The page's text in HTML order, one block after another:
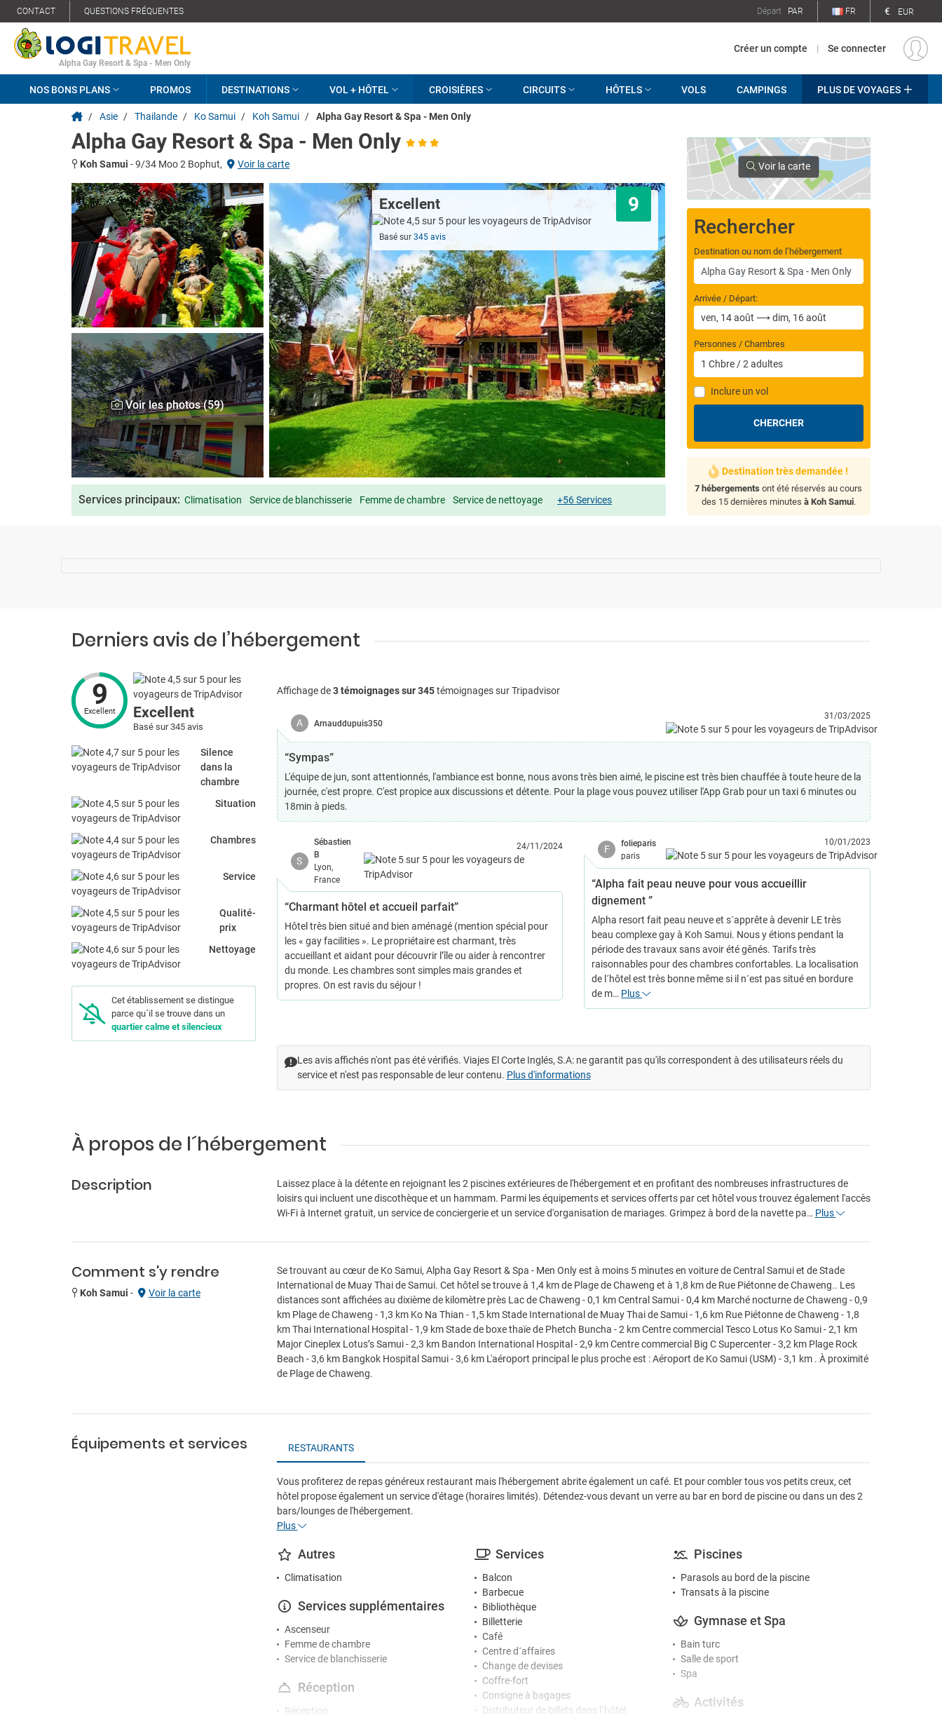
CONTACT QUESTIONS FRÉQUENTES Départ PAR FR € EUR
Alpha Gay Resort & Spa - Men Only
Créer un compte | Se connecter
NOS BONS PLANS PROMOS DESTINATIONS VOL + HÔTEL CROISIÈRES CIRCUITS HÔTELS VOLS CAMPINGS PLUS DE VOYAGES
/ Asie / Thailande / Ko Samui / Koh Samui / Alpha Gay Resort & Spa - Men Only
Alpha Gay Resort & Spa - Men Only
Koh Samui -9/34 Moo 2 Bophut, Voir la carte
Voir les photos (59)
Excellent 9
Basé sur345 avis
Services principaux: Climatisation Service de blanchisserie Femme de chambre Service de nettoyage +56 Services
Voir la carte
Rechercher
Destination ou nom de l’hébergement
Arrivée / Départ:
Personnes / Chambres
1 Chbre /2 adultes
Inclure un vol
CHERCHER
Destination très demandée !
7 hébergements ont été réservés au cours
des 15 dernières minutes à Koh Samui.
Derniers avis de l’hébergement
9
Excellent Excellent
Basé sur 345 avis
Silence
dans la
chambre
Situation
Chambres
Service
Qualité-
prix
Nettoyage
Cet établissement se distingue
parce qu´il se trouve dans un
quartier calme et silencieux
Affichage de3 témoignages sur 345témoignages sur Tripadvisor
A Arnauddupuis350
31/03/2025
“Sympas”
L'équipe de jun, sont attentionnés, l'ambiance est bonne, nous avons très bien aimé, le piscine est très bien chauffée à toute heure de la
journée, c'est propre. C'est propice aux discussions et détente. Pour la plage vous pouvez utiliser l'App Grab pour un taxi 6 minutes ou
18min à pieds.
S
Sébastien
B
Lyon,
France
24/11/2024
“Charmant hôtel et accueil parfait”
Hôtel très bien situé and bien aménagé (mention spécial pour
les « gay facilities ». Le propriétaire est charmant, très
accueillant et aidant pour découvrir l’île ou aider à rencontrer
du monde. Les chambres sont simples mais grandes et
propres. On est ravis du séjour !
F
folieparis
paris
10/01/2023
“Alpha fait peau neuve pour vous accueillir
dignement ”
Alpha resort fait peau neuve et s´apprête à devenir LE très
beau complexe gay à Koh Samui. Nous y étions pendant la
période des travaux sans avoir été gênés. Tarifs très
raisonnables pour des chambres confortables. La localisation
de l´hôtel est très bonne même si il n´est pas situé en bordure
de m… Plus
Les avis affichés n'ont pas été vérifiés. Viajes El Corte Inglés, S.A: ne garantit pas qu'ils correspondent à des utilisateurs réels du
service et n'est pas responsable de leur contenu. Plus d'informations
À propos de l´hébergement
Description
Laissez place à la détente en rejoignant les 2 piscines extérieures de l'hébergement et en profitant des nombreuses infrastructures de
loisirs qui incluent une discothèque et un hammam. Parmi les équipements et services offerts par cet hôtel vous trouvez également l'accès
Wi-Fi à Internet gratuit, un service de conciergerie et un service d'organisation de mariages. Grimpez à bord de la navette pa… Plus
Comment s'y rendre
Koh Samui - Voir la carte
Se trouvant au cœur de Ko Samui, Alpha Gay Resort & Spa - Men Only est à moins 5 minutes en voiture de Central Samui et de Stade
International de Muay Thai de Samui. Cet hôtel se trouve à 1,4 km de Plage de Chaweng et à 1,8 km de Rue Piétonne de Chaweng.. Les
distances sont affichées au dixième de kilomètre près Lac de Chaweng - 0,1 km Central Samui - 0,4 km Marché nocturne de Chaweng - 0,9
km Plage de Chaweng - 1,3 km Ko Na Thian - 1,5 km Stade International de Muay Thai de Samui - 1,6 km Rue Piétonne de Chaweng - 1,8
km Thai International Hospital - 1,9 km Stade de boxe thaïe de Phetch Buncha - 2 km Centre commercial Tesco Lotus Ko Samui - 2,1 km
Major Cineplex Lotus’s Samui - 2,3 km Bandon International Hospital - 2,9 km Centre commercial Big C Supercenter - 3,2 km Plage Rock
Beach - 3,6 km Bangkok Hospital Samui - 3,6 km L'aéroport principal le plus proche est : Aéroport de Ko Samui (USM) - 3,1 km . À proximité
de Plage de Chaweng.
Équipements et services RESTAURANTS
Vous profiterez de repas généreux restaurant mais l'hébergement abrite également un café. Et pour combler tous vos petits creux, cet
hôtel propose également un service d'étage (horaires limités). Détendez-vous devant un verre au bar en bord de piscine ou dans un des 2
bars/lounges de l'hébergement.
Plus
Autres
Climatisation
Services supplémentaires
Ascenseur
Femme de chambre
Service de blanchisserie
Réception
Réception
Services
Balcon
Barbecue
Bibliothèque
Billetterie
Café
Centre d´affaires
Change de devises
Coffre-fort
Consigne à bagages
Distributeur de billets dans l´hôtel
Piscines
Parasols au bord de la piscine
Transats à la piscine
Gymnase et Spa
Bain turc
Salle de sport
Spa
Activités